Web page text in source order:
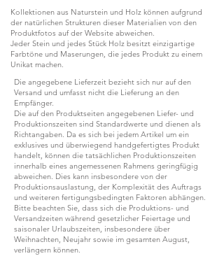
Kollektionen aus Naturstein und Holz können aufgrund
der natürlichen Strukturen dieser Materialien von den
Produktfotos auf der Website abweichen.
Jeder Stein und jedes Stück Holz besitzt einzigartige
Farbtöne und Maserungen, die jedes Produkt zu einem
Unikat machen.
Die angegebene Lieferzeit bezieht sich nur auf den
Versand und umfasst nicht die Lieferung an den
Empfänger.
Die auf den Produktseiten angegebenen Liefer- und
Produktionszeiten sind Standardwerte und dienen als
Richtangaben. Da es sich bei jedem Artikel um ein
exklusives und überwiegend handgefertigtes Produkt
handelt, können die tatsächlichen Produktionszeiten
innerhalb eines angemessenen Rahmens geringfügig
abweichen. Dies kann insbesondere von der
Produktionsauslastung, der Komplexität des Auftrags
und weiteren fertigungsbedingten Faktoren abhängen.
Bitte beachten Sie, dass sich die Produktions- und
Versandzeiten während gesetzlicher Feiertage und
saisonaler Urlaubszeiten, insbesondere über
Weihnachten, Neujahr sowie im gesamten August,
verlängern können.